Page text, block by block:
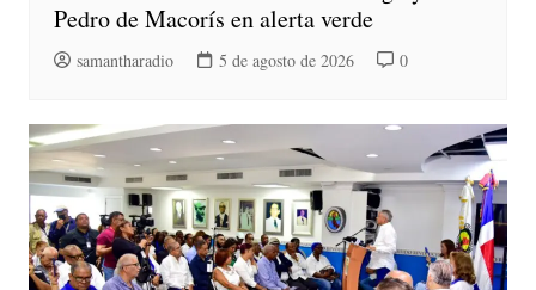
Pedro de Macorís en alerta verde
samantharadio 5 de agosto de 2026 0